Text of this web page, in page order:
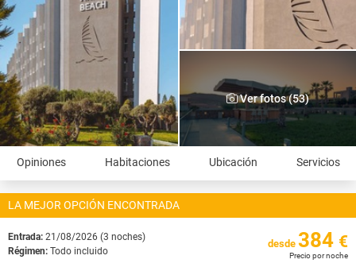
Ver fotos (53)
Opiniones Habitaciones Ubicación Servicios
LA MEJOR OPCIÓN ENCONTRADA
Entrada: 21/08/2026 (3 noches)
Régimen: Todo incluido
desde 384 €
Precio por noche